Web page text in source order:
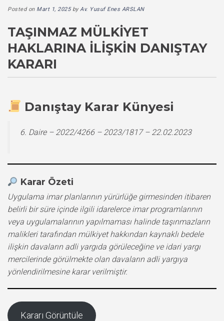
Posted on Mart 1, 2025byAv. Yusuf Enes ARSLAN
TAŞINMAZ MÜLKIYET
HAKLARINA İLIŞKIN DANIŞTAY
KARARI
Danıştay Karar Künyesi
6. Daire – 2022/4266 – 2023/1817 – 22.02.2023
Karar Özeti
Uygulama imar planlarının yürürlüğe girmesinden itibaren
belirli bir süre içinde ilgili idarelerce imar programlarının
veya uygulamalarının yapılmaması halinde taşınmazların
malikleri tarafından mülkiyet hakkından kaynaklı bedele
ilişkin davaların adli yargıda görüleceğine ve idari yargı
mercilerinde görülmekte olan davaların adli yargıya
yönlendirilmesine karar verilmiştir.
Kararı Görüntüle